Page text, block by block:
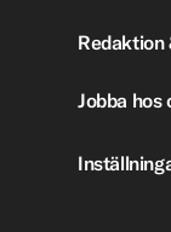
Redaktion
Jobba hos